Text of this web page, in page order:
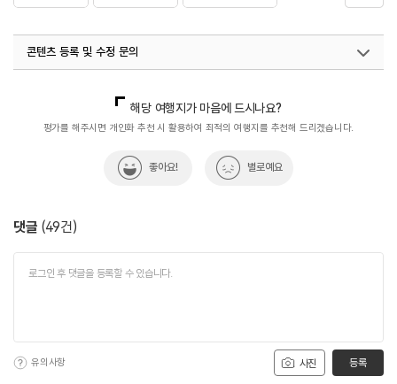
콘텐츠 등록 및 수정 문의
해당 여행지가 마음에 드시나요?
평가를 해주시면 개인화 추천 시 활용하여 최적의 여행지를 추천해 드리겠습니다.
좋아요! 별로예요
댓글 (49건)
사진
유의사항 등록